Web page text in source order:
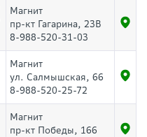
Магнит
пр-кт Гагарина, 23В
8-988-520-31-03
Магнит
ул. Салмышская, 66
8-988-520-25-72
Магнит
пр-кт Победы, 166